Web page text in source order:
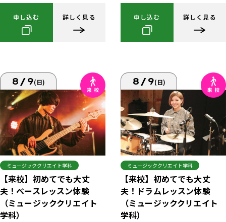
申し込む 詳しく見る 申し込む 詳しく見る
8/9(日)
ミュージッククリエイト学科
【来校】初めてでも大丈
夫！ベースレッスン体験
（ミュージッククリエイト
学科）
8/9(日)
ミュージッククリエイト学科
【来校】初めてでも大丈
夫！ドラムレッスン体験
（ミュージッククリエイト
学科）